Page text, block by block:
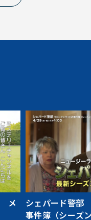
メ
シェパード警部
事件簿（シーズ